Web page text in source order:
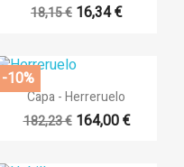
18,15 € 16,34 €
 Vista rápida
Capa - Herreruelo
182,23 € 164,00 €
-10%